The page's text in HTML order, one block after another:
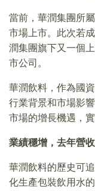
當前，華潤集團所
市場上市。此次若
潤集團旗下又一個
市公司。
華潤飲料，作為國
行業背景和市場影
市場的增長機遇，
業績穩增，去年營
華潤飲料的歷史可
化生產包裝飲用水